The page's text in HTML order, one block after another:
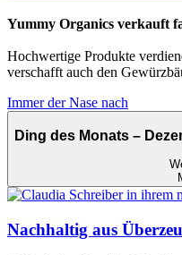
Yummy Organics verkauft
Hochwertige Produkte
verschafft auch den
Immer der Nase nach
Ding des Monats –
Nachhaltig aus